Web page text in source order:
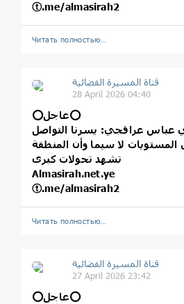
ⓣ.me/almasirah2
Читать полностью…
قناة المسيرة الفضائية
28 April 2026 04:40
⭕️عاجل⭕️
عباس عراقجي: يسرنا التواصل
لا سيما وأن المنطقة
تشهد تحولات كبرى
Almasirah.net.ye
ⓣ.me/almasirah2
Читать полностью…
قناة المسيرة الفضائية
27 April 2026 23:42
⭕️عاجل⭕️